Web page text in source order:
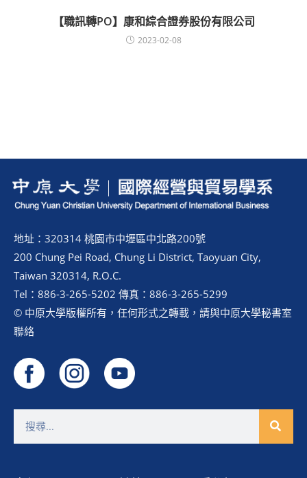
【職訊轉PO】康和綜合證券股份有限公司
2023-02-08
地址：320314 桃園市中壢區中北路200號
200 Chung Pei Road, Chung Li District, Taoyuan City,
Taiwan 320314, R.O.C.
Tel：886-3-265-5202 傳真：886-3-265-5299
© 中原大學版權所有，任何形式之轉載，請與中原大學秘書室
聯絡